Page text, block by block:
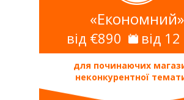
«Економний»
від €890 від 12
для починаючих
неконкурентної